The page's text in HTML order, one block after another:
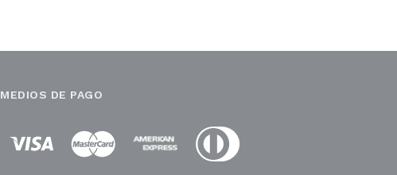
MEDIOS DE PAGO